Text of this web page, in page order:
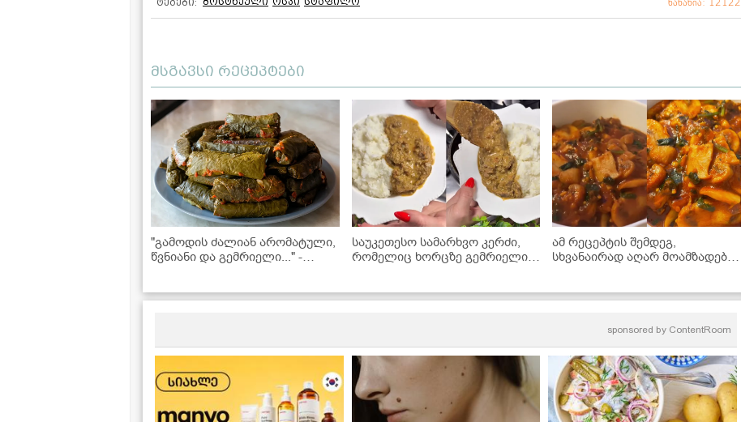
ტეგები: ნანახია: 12122
მსგავსი რეცეპტები
"გამოდის ძალიან არომატული,
წვნიანი და გემრიელი..." -
საუკეთესო სამარხვო კერძი,
რომელიც ხორცზე გემრიელია!
ამ რეცეპტის შემდეგ,
სხვანაირად აღარ მოამზადებთ!
sponsored by ContentRoom